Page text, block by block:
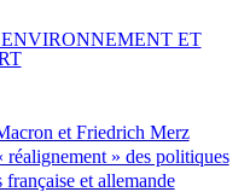
et Friedrich Merz
réalignement » des politiques
française et allemande
ET